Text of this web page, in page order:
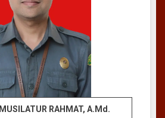
MUSILATUR RAHMAT, A.Md.